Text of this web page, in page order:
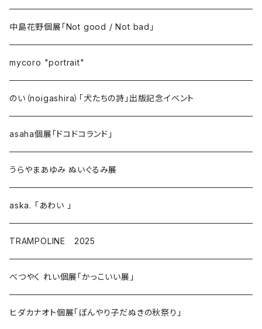
中島花野個展「Not good / Not bad」
mycoro "portrait"
のい（noigashira）「犬たちの詩」出版記念イベント
asaha個展「ドコドコランド」
うらやまあゆみ ぬいぐるみ展
aska. 「あわい 」
TRAMPOLINE 2025
べつやく れい個展「かっこいい展」
ヒダカナオト個展「ぼんやり子だぬきの秋祭り」